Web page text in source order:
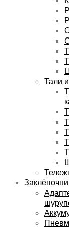
Тали